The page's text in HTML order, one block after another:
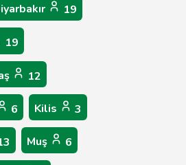
19
19
12
6 Kilis 3
Muş 6